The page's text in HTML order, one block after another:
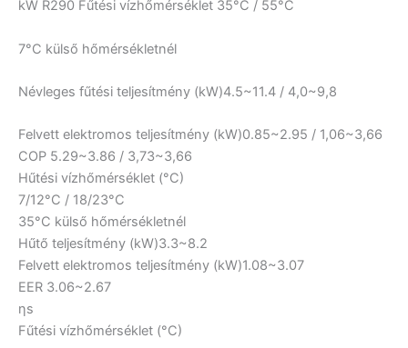
kW R290 Fűtési vízhőmérséklet 35°C / 55°C
7°C külső hőmérsékletnél
Névleges fűtési teljesítmény (kW)4.5~11.4 / 4,0~9,8
Felvett elektromos teljesítmény (kW)0.85~2.95 / 1,06~3,66
COP 5.29~3.86 / 3,73~3,66
Hűtési vízhőmérséklet (°C)
7/12°C / 18/23°C
35°C külső hőmérsékletnél
Hűtő teljesítmény (kW)3.3~8.2
Felvett elektromos teljesítmény (kW)1.08~3.07
EER 3.06~2.67
ηs
Fűtési vízhőmérséklet (°C)